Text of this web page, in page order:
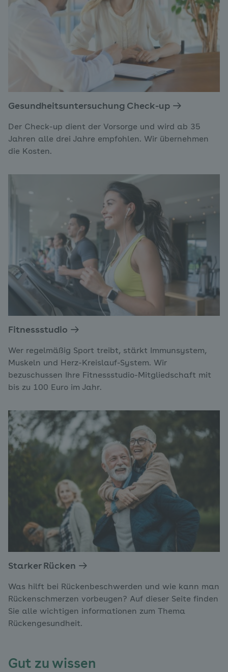
Gesundheitsuntersuchung Check-up
Der Check-up dient der Vorsorge und wird ab 35
Jahren alle drei Jahre empfohlen. Wir übernehmen
die Kosten.
Fitnessstudio
Wer regelmäßig Sport treibt, stärkt Immunsystem,
Muskeln und Herz-Kreislauf-System. Wir
bezuschussen Ihre Fitnessstudio-Mitgliedschaft mit
bis zu 100 Euro im Jahr.
Starker Rücken
Was hilft bei Rückenbeschwerden und wie kann man
Rückenschmerzen vorbeugen? Auf dieser Seite finden
Sie alle wichtigen informationen zum Thema
Rückengesundheit.
Gut zu wissen